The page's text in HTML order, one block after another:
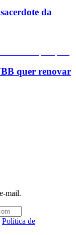
da
quer renovar
mail.
Política de